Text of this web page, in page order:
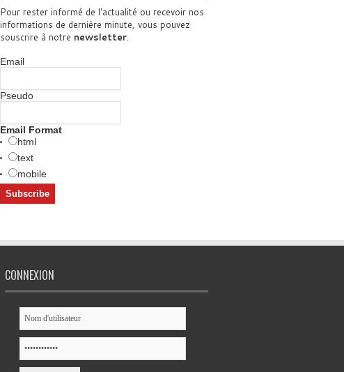
Pour rester informé de l'actualité ou recevoir nos
informations de dernière minute, vous pouvez
souscrire à notre newsletter.
Email
Pseudo
Email Format
html
text
mobile
CONNEXION